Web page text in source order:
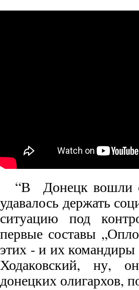
“В Донецк вошли
удавалось держать
ситуацию под
первые составы
этих - и их командиры
Ходаковский, ну,
донецких олигархов,